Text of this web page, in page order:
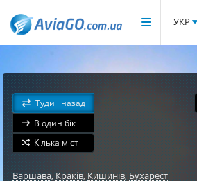
УКР
Туди і назад
В один бік
Кілька міст
Варшава, Краків,Кишинів,Бухарест